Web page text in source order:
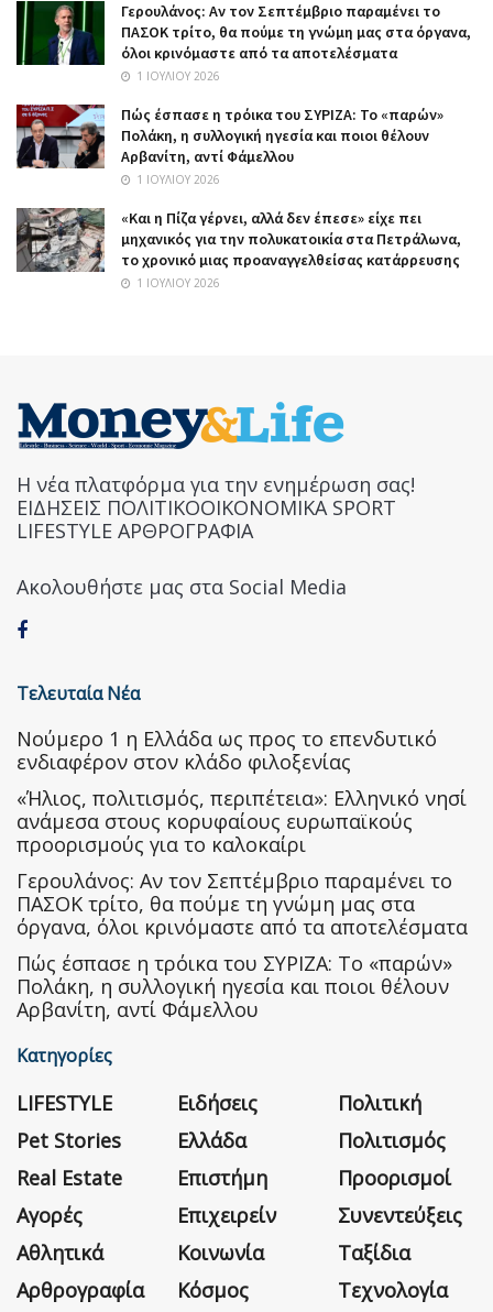
Γερουλάνος: Αν τον Σεπτέμβριο παραμένει το
ΠΑΣΟΚ τρίτο, θα πούμε τη γνώμη μας στα όργανα,
όλοι κρινόμαστε από τα αποτελέσματα
1 ΙΟΥΛΊΟΥ 2026
Πώς έσπασε η τρόικα του ΣΥΡΙΖΑ: Το «παρών»
Πολάκη, η συλλογική ηγεσία και ποιοι θέλουν
Αρβανίτη, αντί Φάμελλου
1 ΙΟΥΛΊΟΥ 2026
«Και η Πίζα γέρνει, αλλά δεν έπεσε» είχε πει
μηχανικός για την πολυκατοικία στα Πετράλωνα,
το χρονικό μιας προαναγγελθείσας κατάρρευσης
1 ΙΟΥΛΊΟΥ 2026
Η νέα πλατφόρμα για την ενημέρωση σας!
ΕΙΔΗΣΕΙΣ ΠΟΛΙΤΙΚΟΟΙΚΟΝΟΜΙΚΑ SPORT
LIFESTYLE ΑΡΘΡΟΓΡΑΦΙΑ
Ακολουθήστε μας στα Social Media
Τελευταία Νέα
Nούμερο 1 η Ελλάδα ως προς το επενδυτικό
ενδιαφέρον στον κλάδο φιλοξενίας
«Ήλιος, πολιτισμός, περιπέτεια»: Ελληνικό νησί
ανάμεσα στους κορυφαίους ευρωπαϊκούς
προορισμούς για το καλοκαίρι
Γερουλάνος: Αν τον Σεπτέμβριο παραμένει το
ΠΑΣΟΚ τρίτο, θα πούμε τη γνώμη μας στα
όργανα, όλοι κρινόμαστε από τα αποτελέσματα
Πώς έσπασε η τρόικα του ΣΥΡΙΖΑ: Το «παρών»
Πολάκη, η συλλογική ηγεσία και ποιοι θέλουν
Αρβανίτη, αντί Φάμελλου
Κατηγορίες
LIFESTYLE
Pet Stories
Real Estate
Αγορές
Αθλητικά
Αρθρογραφία
Ειδήσεις
Ελλάδα
Επιστήμη
Επιχειρείν
Κοινωνία
Κόσμος
Πολιτική
Πολιτισμός
Προορισμοί
Συνεντεύξεις
Ταξίδια
Τεχνολογία